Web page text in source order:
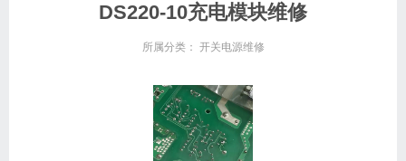
DS220-10充电模块维修
所属分类： 开关电源维修